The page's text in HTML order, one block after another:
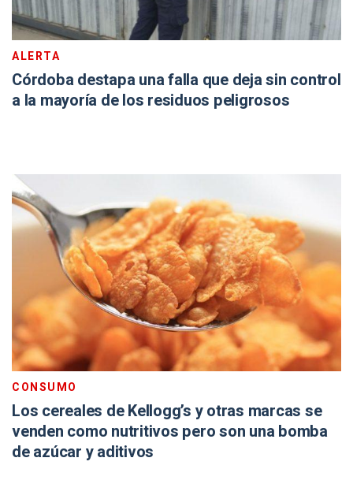
ALERTA
Córdoba destapa una falla que deja sin control
a la mayoría de los residuos peligrosos
CONSUMO
Los cereales de Kellogg’s y otras marcas se
venden como nutritivos pero son una bomba
de azúcar y aditivos